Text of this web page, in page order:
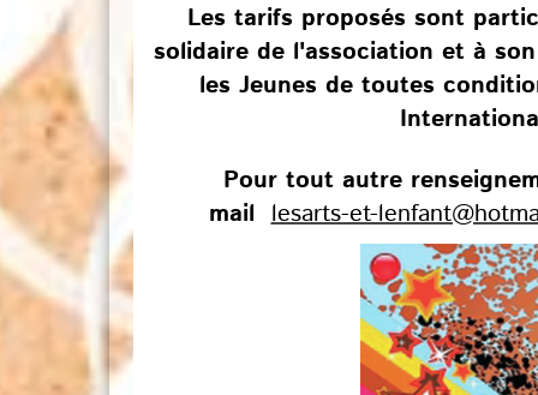
Les tarifs proposés sont
solidaire de l'association et à
les Jeunes de toutes
Pour tout autre
maillesarts-et-